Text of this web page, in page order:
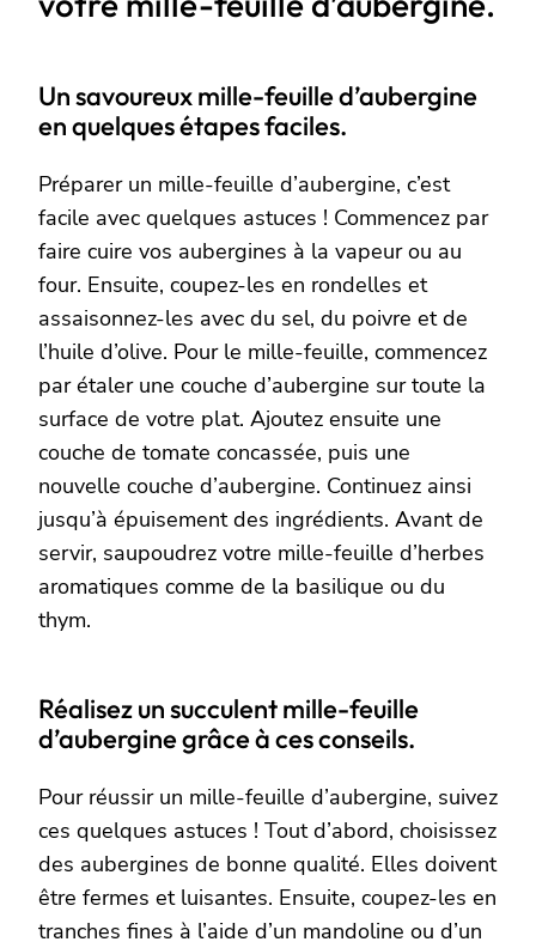
Un savoureux mille-feuille d’aubergine
en quelques étapes faciles.
Préparer un mille-feuille d’aubergine, c’est
facile avec quelques astuces ! Commencez par
faire cuire vos aubergines à la vapeur ou au
four. Ensuite, coupez-les en rondelles et
assaisonnez-les avec du sel, du poivre et de
l’huile d’olive. Pour le mille-feuille, commencez
par étaler une couche d’aubergine sur toute la
surface de votre plat. Ajoutez ensuite une
couche de tomate concassée, puis une
nouvelle couche d’aubergine. Continuez ainsi
jusqu’à épuisement des ingrédients. Avant de
servir, saupoudrez votre mille-feuille d’herbes
aromatiques comme de la basilique ou du
thym.
Réalisez un succulent mille-feuille
d’aubergine grâce à ces conseils.
Pour réussir un mille-feuille d’aubergine, suivez
ces quelques astuces ! Tout d’abord, choisissez
des aubergines de bonne qualité. Elles doivent
être fermes et luisantes. Ensuite, coupez-les en
tranches fines à l’aide d’un mandoline ou d’un